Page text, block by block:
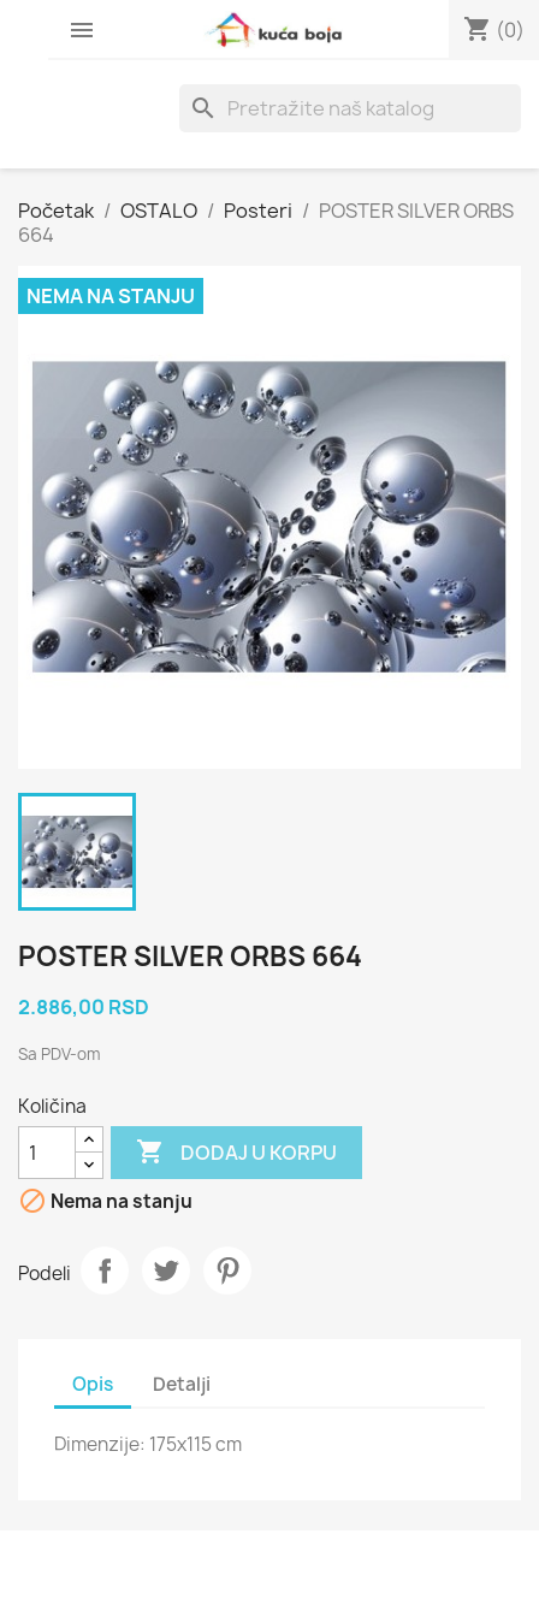
 shopping_cart (0)
search
Početak OSTALO Posteri
POSTER SILVER ORBS
664
NEMA NA STANJU
POSTER SILVER ORBS 664
2.886,00 RSD
Sa PDV-om
Količina
 DODAJ U KORPU
 Nema na stanju
Podeli
Opis Detalji
Dimenzije: 175x115 cm